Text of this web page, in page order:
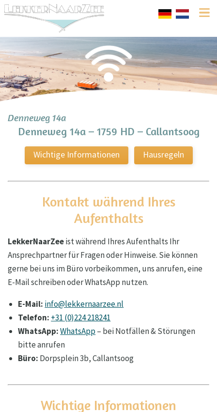
Denneweg 14a
Denneweg 14a – 1759 HD – Callantsoog
Wichtige Informationen Hausregeln
Kontakt während Ihres
Aufenthalts
LekkerNaarZeeist während Ihres Aufenthalts Ihr
Ansprechpartner für Fragen oder Hinweise. Sie können
gerne bei uns im Büro vorbeikommen, uns anrufen, eine
E-Mail schreiben oder WhatsApp nutzen.
E-Mail: info@lekkernaarzee.nl
Telefon: +31 (0)224 218241
WhatsApp:WhatsApp– bei Notfällen & Störungen
bitte anrufen
Büro: Dorpsplein 3b, Callantsoog
Wichtige Informationen